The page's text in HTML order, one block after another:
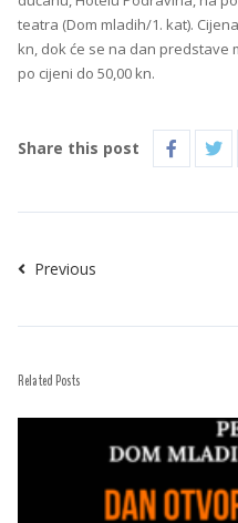
teatra (Dom mladih/1. kat).
kn, dok će se na dan predstave
po cijeni do 50,00 kn.
Share this post
Previous
Related Posts